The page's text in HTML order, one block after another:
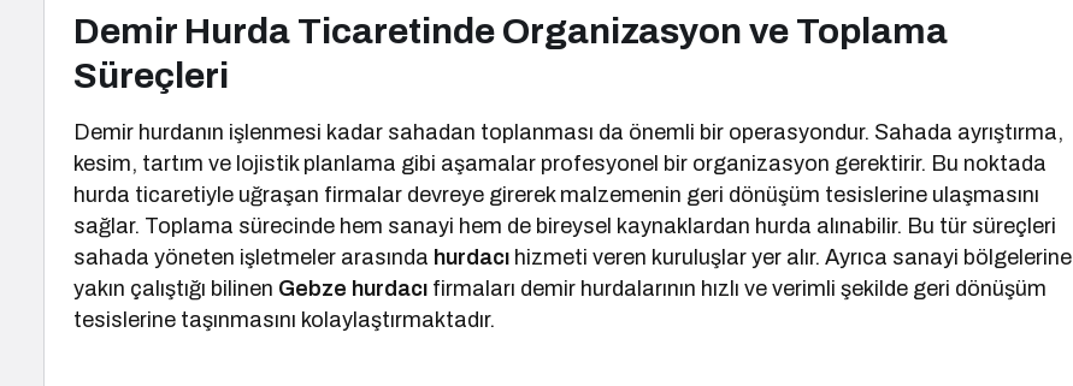
Demir Hurda Ticaretinde Organizasyon ve Toplama
Süreçleri
Demir hurdanın işlenmesi kadar sahadan toplanması da önemli bir operasyondur. Sahada ayrıştırma,
kesim, tartım ve lojistik planlama gibi aşamalar profesyonel bir organizasyon gerektirir. Bu noktada
hurda ticaretiyle uğraşan firmalar devreye girerek malzemenin geri dönüşüm tesislerine ulaşmasını
sağlar. Toplama sürecinde hem sanayi hem de bireysel kaynaklardan hurda alınabilir. Bu tür süreçleri
sahada yöneten işletmeler arasında hurdacı hizmeti veren kuruluşlar yer alır. Ayrıca sanayi bölgelerine
yakın çalıştığı bilinen Gebze hurdacı firmaları demir hurdalarının hızlı ve verimli şekilde geri dönüşüm
tesislerine taşınmasını kolaylaştırmaktadır.